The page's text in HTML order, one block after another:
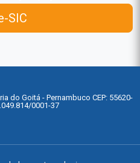
SIC
do Goitá - Pernambuco CEP: 55620-
0001-37